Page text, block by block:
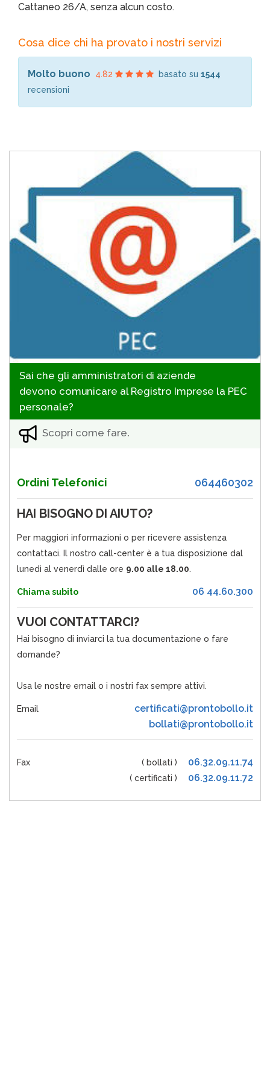
Cattaneo 26/A, senza alcun costo.
Cosa dice chi ha provato i nostri servizi
Molto buono 4.82 basato su 1544
recensioni
Sai che gli amministratori di aziende
devono comunicare al Registro Imprese la PEC
personale?
Scopri come fare.
Ordini Telefonici 064460302
HAI BISOGNO DI AIUTO?
Per maggiori informazioni o per ricevere assistenza
contattaci. Il nostro call-center è a tua disposizione dal
lunedì al venerdì dalle ore 9.00 alle 18.00.
Chiama subito 06 44.60.300
VUOI CONTATTARCI?
Hai bisogno di inviarci la tua documentazione o fare
domande?
Usa le nostre email o i nostri fax sempre attivi.
Email
certificati@prontobollo.it
bollati@prontobollo.it
Fax 06.32.09.11.74
( bollati )
06.32.09.11.72
( certificati )